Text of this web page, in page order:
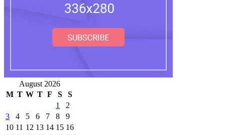
August 2026
M T W T F S
S
1
2
3
4 5 6 7 8
9
10 11 12 13 14 15 16